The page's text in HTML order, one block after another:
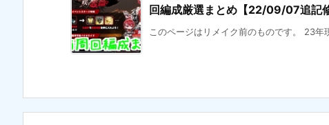
回編成厳選まとめ【22/09/07追記修
このページはリメイク前のものです。 23